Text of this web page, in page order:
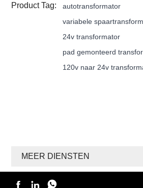
Product Tag:
autotransformator
variabele
24v transformator
pad gemonteerd
120v naar 24v
MEER DIENSTEN
  